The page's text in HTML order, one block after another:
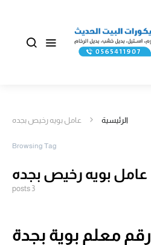
الرئيسية عامل بويه رخيص بجده
Browsing Tag
عامل بويه رخيص بجده
3 posts
رقم معلم بوية بجدة